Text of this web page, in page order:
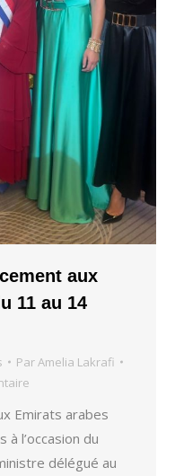
aux
11 au 14
ParAmelia Lakrafi
Emirats arabes
l’occasion du
délégué au